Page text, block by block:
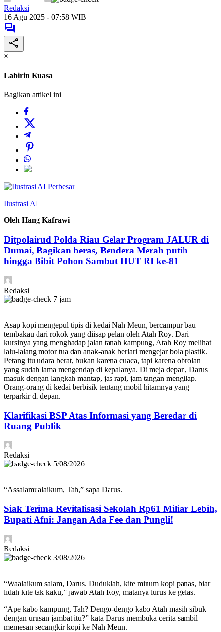
Redaksi
16 Agu 2025 - 07:58 WIB
×
Labirin Kuasa
Bagikan artikel ini
Perbesar
Ilustrasi AI
Oleh Hang Kafrawi
Ditpolairud Polda Riau Gelar Program JALUR di
Dumai, Bagikan beras, Bendera Merah putih
hingga Bibit Pohon Sambut HUT RI ke-81
Redaksi
7 jam
Asap kopi mengepul tipis di kedai Nah Meun, bercampur bau
tembakau dari rokok yang diisap pelan oleh Atah Roy. Dari
kursinya yang menghadap jalan tanah kampung, Atah Roy melihat
lalu-lalang motor tua dan anak-anak berlari mengejar bola plastik.
Petang itu udara berat, bukan karena cuaca, tapi karena obrolan
yang sudah lama mengendap di kepalanya. Di meja depan, Darus
masuk dengan langkah mantap, jas rapi, jam tangan mengilap.
Orang-orang di kedai berbisik tentang mobil hitamnya yang
terparkir di depan.
Klarifikasi BSP Atas Informasi yang Beredar di
Ruang Publik
Redaksi
5/08/2026
“Assalamualaikum, Tah,” sapa Darus.
Siak Terima Revitalisasi Sekolah Rp61 Miliar Lebih,
Bupati Afni: Jangan Ada Fee dan Pungli!
Redaksi
3/08/2026
“Waalaikum salam, Darus. Duduklah, kite minum kopi panas, biar
lidah kite tak kaku,” jawab Atah Roy, matanya lurus ke gelas.
“Ape kabo kampung, Tah? Dengo-dengo kabo Atah masih sibuk
dengan urusan jambat itu?” kata Darus membuka cerita sambil
memesan secangkir kopi ke Nah Meun.